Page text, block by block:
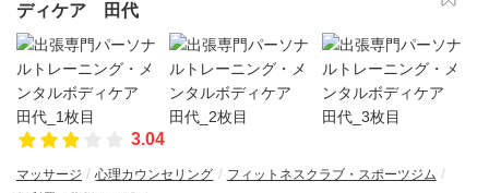
ディケア 田代
3.04
マッサージ 心理カウンセリング
フィットネスクラブ・スポーツジム